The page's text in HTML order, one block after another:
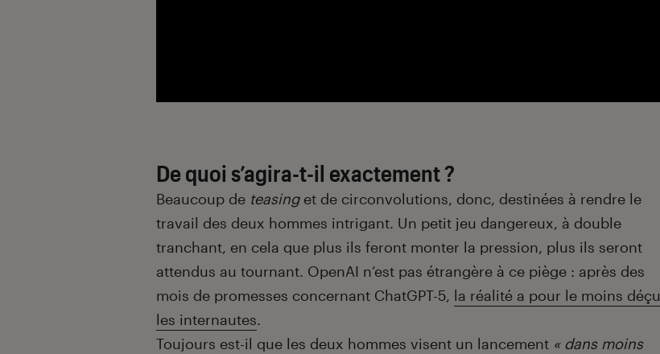
De quoi s’agira-t-il exactement ?
Beaucoup de teasinget de circonvolutions, donc, destinées à rendre le
travail des deux hommes intrigant. Un petit jeu dangereux, à double
tranchant, en cela que plus ils feront monter la pression, plus ils seront
attendus au tournant. OpenAI n’est pas étrangère à ce piège : après des
mois de promesses concernant ChatGPT-5, la réalité a pour le moins déçu
les internautes.
Toujours est-il que les deux hommes visent un lancement « dans moins